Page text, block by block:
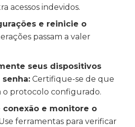
acessos indevidos.
e reinicie o
passam a valer
seus dispositivos
senha: Certifique-se de que
o protocolo configurado.
conexão e monitore o
ferramentas para verificar